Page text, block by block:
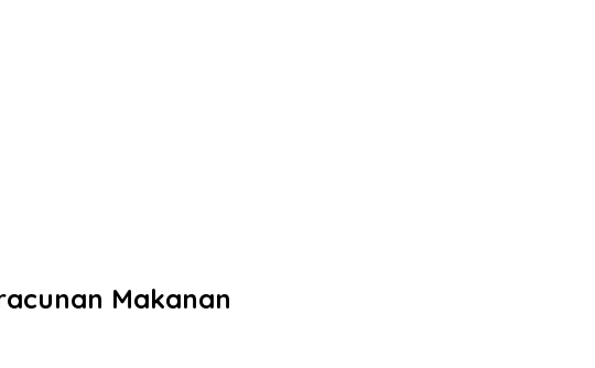
Makanan